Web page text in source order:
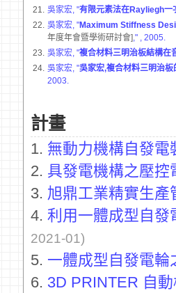
21. 吳家宏, "有限元素法在Rayliegh一
22. 吳家宏, "Maximum Stiffness
年度年會暨學術研討會]," , 2005.
23. 吳家宏, "複合材料三明治板結構在
24. 吳家宏, "吳家宏,複合材料三明治
2003.
計畫
1. 無動力機構自發
2. 具發電機構之壓
3. 旭鼎工業精實生
4. 利用一體成型自
2021-01)
5. 一體成型自發電
6. 3D PRINTER 自